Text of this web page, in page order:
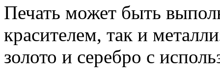
Печать может быть
красителем, так и
золото и серебро с